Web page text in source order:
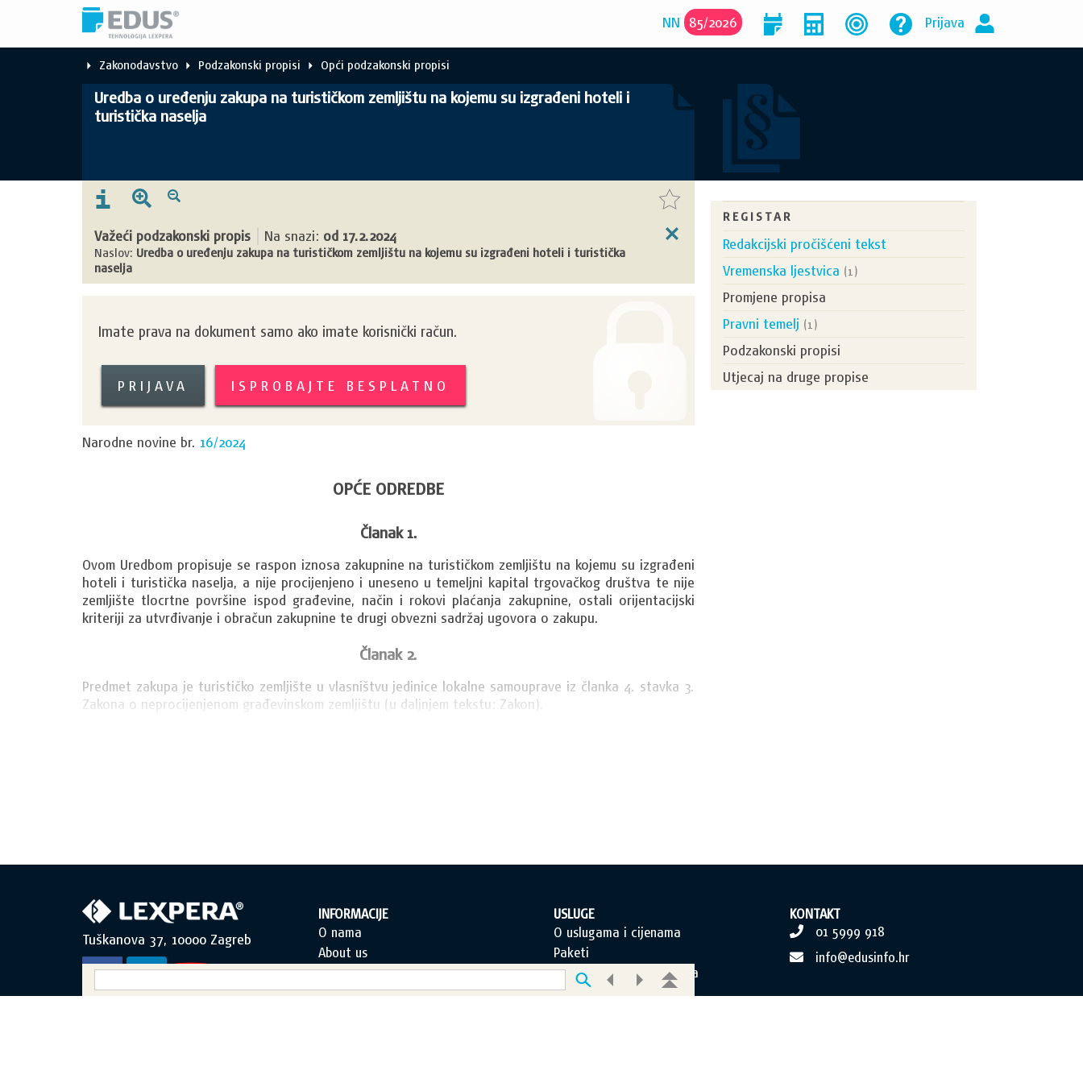
NN 85/2026 Prijava
Zakonodavstvo Podzakonski propisi Opći podzakonski propisi
Uredba o uređenju zakupa na turističkom zemljištu na kojemu su izgrađeni hoteli i
turistička naselja
Važeći podzakonski propis Na snazi: od 17.2.2024
Naslov: Uredba o uređenju zakupa na turističkom zemljištu na kojemu su izgrađeni hoteli i turistička
naselja
Imate prava na dokument samo ako imate korisnički račun.
PRIJAVA ISPROBAJTE BESPLATNO
Narodne novine br. 16/2024
OPĆE ODREDBE
Članak 1.
Ovom Uredbom propisuje se raspon iznosa zakupnine na turističkom zemljištu na kojemu su izgrađeni
hoteli i turistička naselja, a nije procijenjeno i uneseno u temeljni kapital trgovačkog društva te nije
zemljište tlocrtne površine ispod građevine, način i rokovi plaćanja zakupnine, ostali orijentacijski
kriteriji za utvrđivanje i obračun zakupnine te drugi obvezni sadržaj ugovora o zakupu.
Članak 2.
Predmet zakupa je turističko zemljište u vlasništvu jedinice lokalne samouprave iz članka 4. stavka 3.
Zakona o neprocijenjenom građevinskom zemljištu (u daljnjem tekstu: Zakon).
REGISTAR
Redakcijski pročišćeni tekst
Vremenska ljestvica (1)
Promjene propisa
Pravni temelj (1)
Podzakonski propisi
Utjecaj na druge propise
Tuškanova 37, 10000 Zagreb
INFORMACIJE
O nama
About us
Uvjeti korištenja
Opći uvjeti poslovanja
USLUGE
O uslugama i cijenama
Paketi
Često postavljana pitanja
Korisnička podrška
KONTAKT
01 5999 918
info@edusinfo.hr